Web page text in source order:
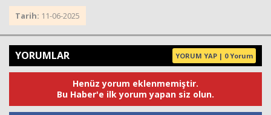
Tarih: 11-06-2025
YORUMLAR YORUM YAP | 0 Yorum
Henüz yorum eklenmemiştir.
Bu Haber'e ilk yorum yapan siz olun.